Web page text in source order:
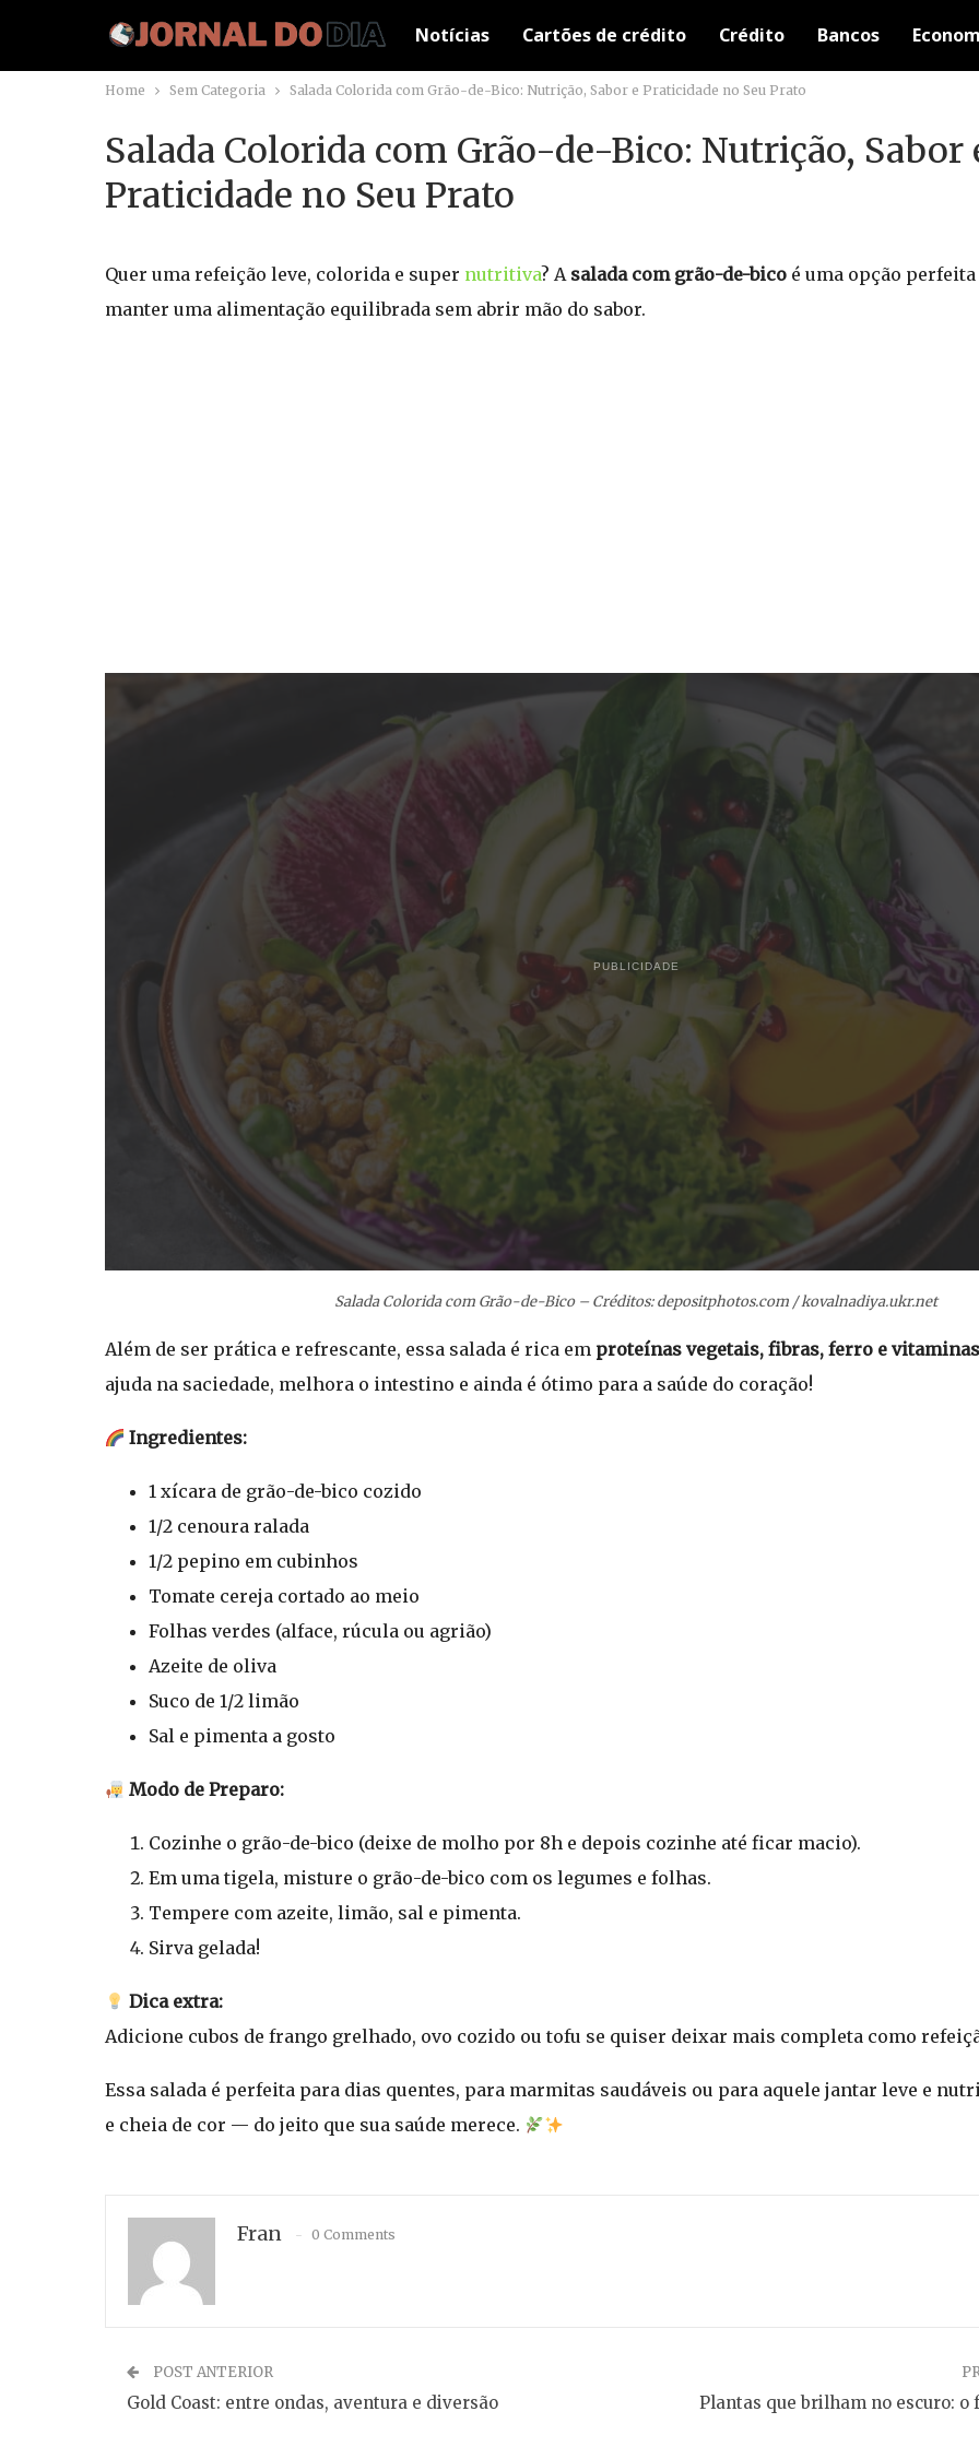
Notícias Cartões de crédito Crédito Bancos
Home Sem Categoria Salada Colorida com Grão-de-Bico: Nutrição, Sabor e Praticidade no Seu Prato
Salada Colorida com Grão-de-Bico: Nutrição, Sabor
Praticidade no Seu Prato
Quer uma refeição leve, colorida e super nutritiva? A salada com grão-de-bico é uma opção
manter uma alimentação equilibrada sem abrir mão do sabor.
PUBLICIDADE
Salada Colorida com Grão-de-Bico – Créditos: depositphotos.com / kovalnadiya.ukr.net
Além de ser prática e refrescante, essa salada é rica em proteínas vegetais, fibras, ferro e vitaminas
ajuda na saciedade, melhora o intestino e ainda é ótimo para a saúde do coração!
Ingredientes:
1 xícara de grão-de-bico cozido
1/2 cenoura ralada
1/2 pepino em cubinhos
Tomate cereja cortado ao meio
Folhas verdes (alface, rúcula ou agrião)
Azeite de oliva
Suco de 1/2 limão
Sal e pimenta a gosto
Modo de Preparo:
Cozinhe o grão-de-bico (deixe de molho por 8h e depois cozinhe até ficar macio).
Em uma tigela, misture o grão-de-bico com os legumes e folhas.
Tempere com azeite, limão, sal e pimenta.
Sirva gelada!
Dica extra:
Adicione cubos de frango grelhado, ovo cozido ou tofu se quiser deixar mais completa como
Essa salada é perfeita para dias quentes, para marmitas saudáveis ou para aquele jantar leve e
e cheia de cor — do jeito que sua saúde merece.
Fran 0 Comments
POST ANTERIOR
Gold Coast: entre ondas, aventura e diversão Plantas que brilham no escuro: